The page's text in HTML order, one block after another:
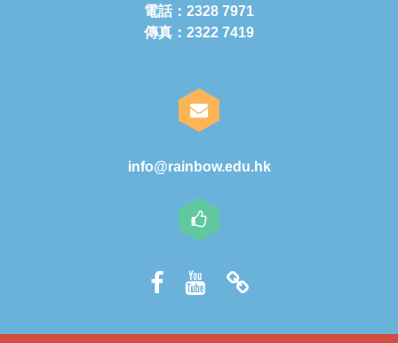
電話：2328 7971
傳真：2322 7419
info@rainbow.edu.hk